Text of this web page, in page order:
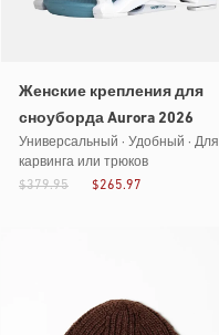
Женские крепления для
сноуборда Aurora 2026
Универсальный · Удобный · Для
карвинга или трюков
$265.97
$379.95